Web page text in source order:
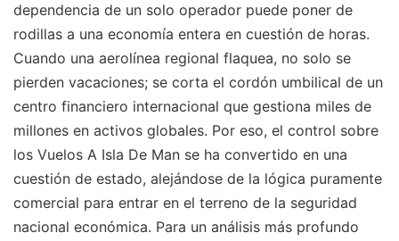
dependencia de un solo operador puede poner de
rodillas a una economía entera en cuestión de horas.
Cuando una aerolínea regional flaquea, no solo se
pierden vacaciones; se corta el cordón umbilical de un
centro financiero internacional que gestiona miles de
millones en activos globales. Por eso, el control sobre
los Vuelos A Isla De Man se ha convertido en una
cuestión de estado, alejándose de la lógica puramente
comercial para entrar en el terreno de la seguridad
nacional económica. Para un análisis más profundo